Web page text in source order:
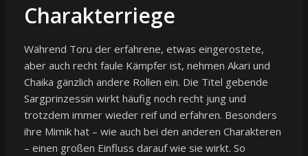
Charakterriege
Während Toru der erfahrene, etwas eingerostete,
aber auch recht faule Kämpfer ist, nehmen Akari und
Chaika gänzlich andere Rollen ein. Die Titel gebende
Sargprinzessin wirkt häufig noch recht jung und
trotzdem immer wieder reif und erfahren. Besonders
ihre Mimik hat – wie auch bei den anderen Charakteren
– einen großen Einfluss darauf wie sie wirkt. So